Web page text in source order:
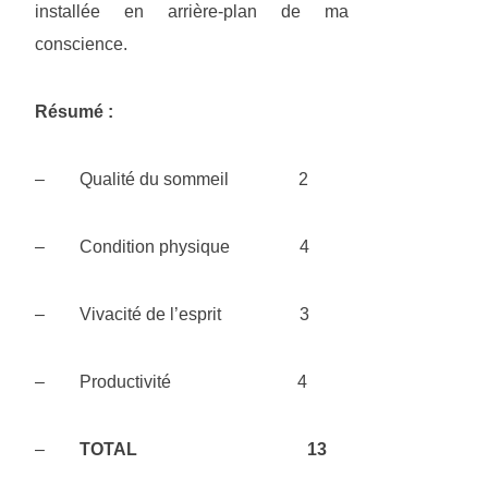
installée en arrière-plan de ma
conscience.
Résumé :
– Qualité du sommeil 2
– Condition physique 4
– Vivacité de l’esprit 3
– Productivité 4
– TOTAL 13